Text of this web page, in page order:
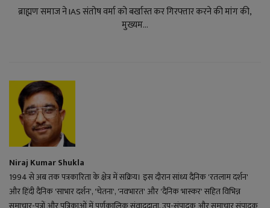
ब्राह्मण समाज ने IAS संतोष वर्मा को बर्खास्त कर गिरफ्तार करने की मांग की,
मुख्यम...
Niraj Kumar Shukla
1994 से अब तक पत्रकारिता के क्षेत्र में सक्रिय। इस दौरान सांध्य दैनिक 'रतलाम दर्शन'
और हिंदी दैनिक 'साभार दर्शन', 'चेतना', 'नवभारत' और 'दैनिक भास्कर' सहित विभिन्न